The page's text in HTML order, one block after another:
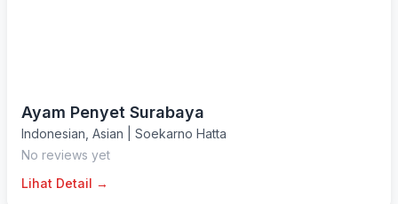
Ayam Penyet Surabaya
Indonesian Asian
Soekarno Hatta
No reviews yet
Lihat Detail →